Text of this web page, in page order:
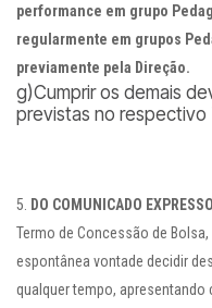
performance em grupo
regularmente em grupos
previamente pela Direção.
g)Cumprir os demais
previstas no respectivo
DO COMUNICADO
Termo de Concessão de Bolsa,
espontânea vontade decidir
qualquer tempo,